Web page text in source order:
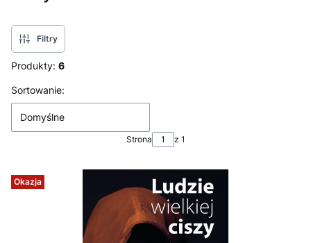
Filtry
Produkty: 6
Lista produktów
Sortowanie:
Domyślne
Strona z 1
Okazja